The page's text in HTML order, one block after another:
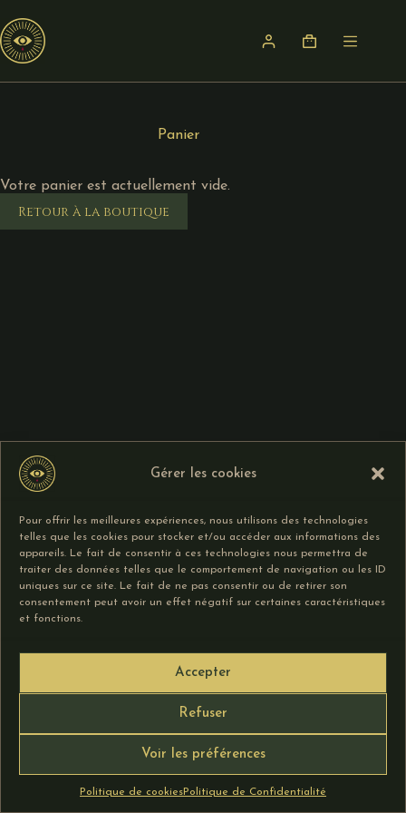
Gérer les cookies
Pour offrir les meilleures expériences, nous utilisons des technologies
telles que les cookies pour stocker et/ou accéder aux informations des
appareils. Le fait de consentir à ces technologies nous permettra de
traiter des données telles que le comportement de navigation ou les ID
uniques sur ce site. Le fait de ne pas consentir ou de retirer son
consentement peut avoir un effet négatif sur certaines caractéristiques
et fonctions.
Accepter
Refuser
Voir les préférences
Politique de cookiesPolitique de Confidentialité
Panier
Votre panier est actuellement vide.
Retour à la boutique
Confidentialité– Politique de Cookies
Instagram